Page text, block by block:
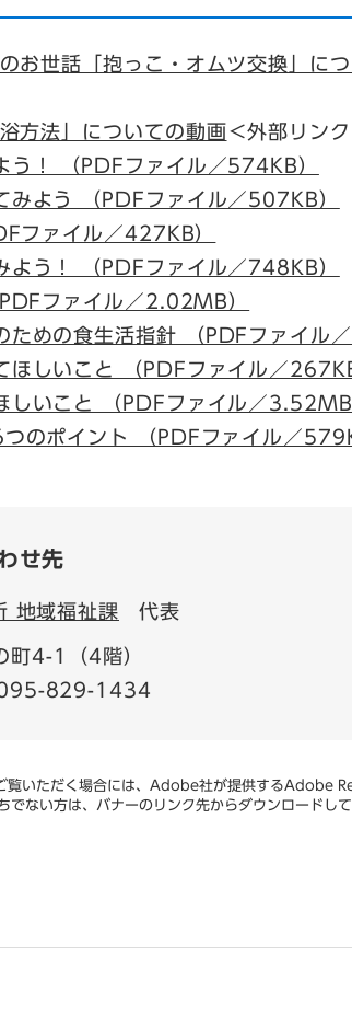
お世話「抱っこ・オムツ交換」に
方法」についての動画＜外部リンク
う！ （PDFファイル／574KB）
みよう （PDFファイル／507KB）
ファイル／427KB）
よう！ （PDFファイル／748KB）
ファイル／2.02MB）
ための食生活指針 （PDFファイル
ほしいこと （PDFファイル／
しいこと （PDFファイル／3.52MB
のポイント （PDFファイル／
せ先
地域福祉課 代表
町4-1（4階）
829-1434
覧いただく場合には、Adobe社が提供するAdobe
ない方は、バナーのリンク先からダウンロードし